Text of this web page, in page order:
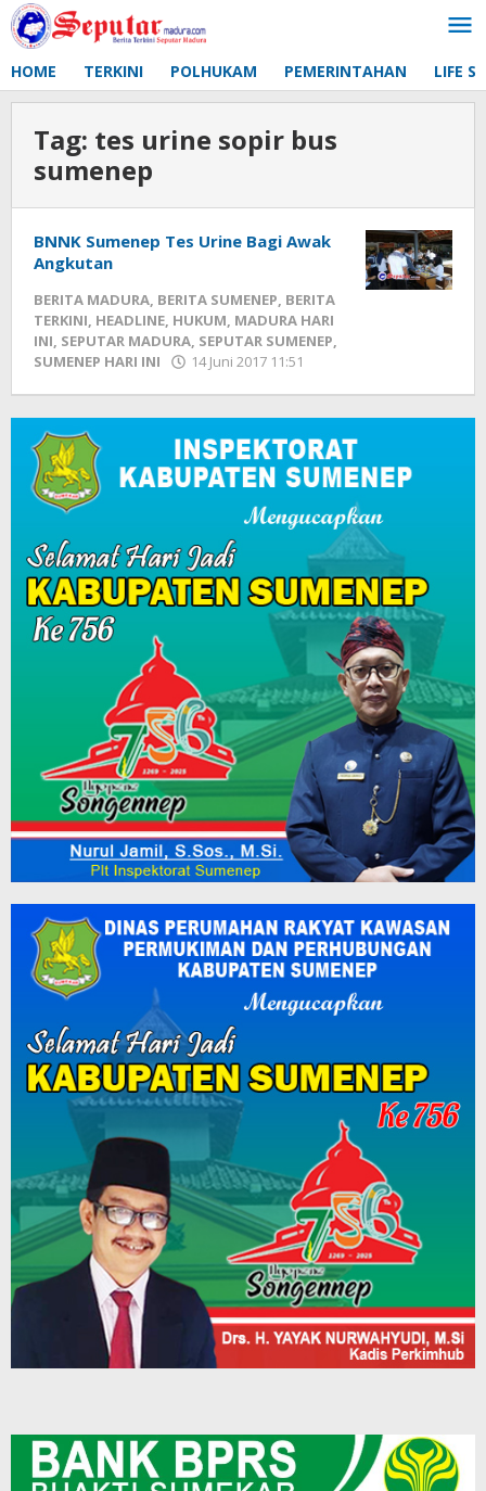
Lewati
ke
HOME TERKINI POLHUKAM PEMERINTAHAN LIFE
Tag: tes urine sopir bus
sumenep
BNNK Sumenep Tes Urine Bagi Awak
Angkutan
BERITA MADURA, BERITA SUMENEP, BERITA
TERKINI, HEADLINE, HUKUM, MADURA HARI
INI, SEPUTAR MADURA, SEPUTAR SUMENEP,
SUMENEP HARI INI
14 Juni 2017 11:51